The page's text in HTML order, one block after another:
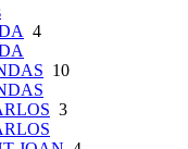
4
10
3